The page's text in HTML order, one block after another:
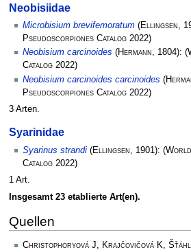
Neobisiidae
Microbisium brevifemoratum (Ellingsen,
Pseudoscorpiones Catalog 2022)
Neobisium carcinoides (Hermann, 1804): (
Catalog 2022)
Neobisium carcinoides carcinoides (
Pseudoscorpiones Catalog 2022)
3 Arten.
Syarinidae
Syarinus strandi (Ellingsen, 1901): (World
Catalog 2022)
1 Art.
Insgesamt 23 etablierte Art(en).
Quellen
Christophoryová J, Krajčovičová K,